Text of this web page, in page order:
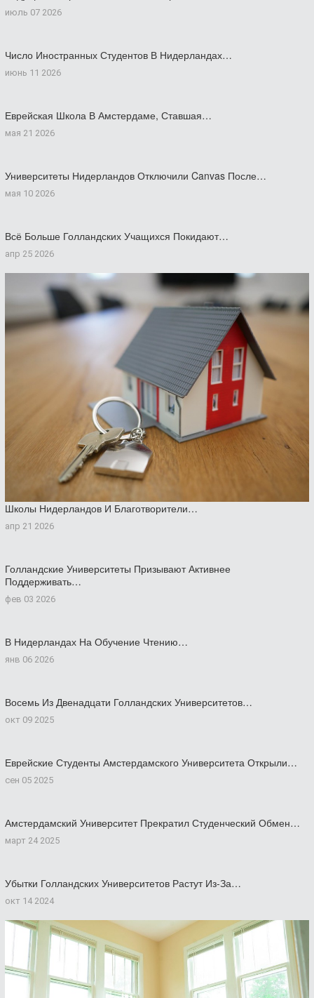
июль 07 2026
Число Иностранных Студентов В Нидерландах…
июнь 11 2026
Еврейская Школа В Амстердаме, Ставшая…
мая 21 2026
Университеты Нидерландов Отключили Canvas После…
мая 10 2026
Всё Больше Голландских Учащихся Покидают…
апр 25 2026
Школы Нидерландов И Благотворители…
апр 21 2026
Голландские Университеты Призывают Активнее
Поддерживать…
фев 03 2026
В Нидерландах На Обучение Чтению…
янв 06 2026
Восемь Из Двенадцати Голландских Университетов…
окт 09 2025
Еврейские Студенты Амстердамского Университета Открыли…
сен 05 2025
Амстердамский Университет Прекратил Студенческий Обмен…
март 24 2025
Убытки Голландских Университетов Растут Из-За…
окт 14 2024